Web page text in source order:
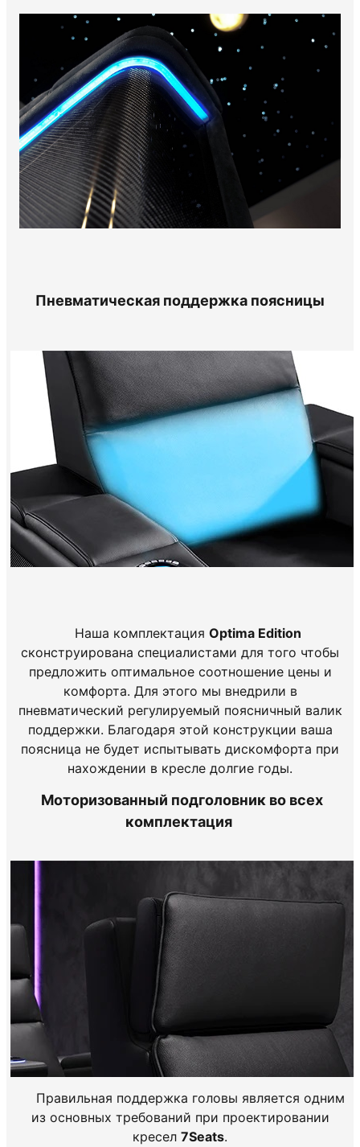
Пневматическая поддержка поясницы
Наша комплектация Optima Edition
сконструирована специалистами для того чтобы
предложить оптимальное соотношение цены и
комфорта. Для этого мы внедрили в
пневматический регулируемый поясничный валик
поддержки. Благодаря этой конструкции ваша
поясница не будет испытывать дискомфорта при
нахождении в кресле долгие годы.
Моторизованный подголовник во всех
комплектация
Правильная поддержка головы является одним
из основных требований при проектировании
кресел 7Seats.